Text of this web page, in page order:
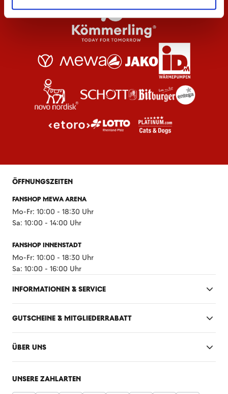
ÖFFNUNGSZEITEN
FANSHOP MEWA ARENA
Mo-Fr: 10:00 - 18:30 Uhr
Sa: 10:00 - 14:00 Uhr
FANSHOP INNENSTADT
Mo-Fr: 10:00 - 18:30 Uhr
Sa: 10:00 - 16:00 Uhr
INFORMATIONEN & SERVICE
GUTSCHEINE & MITGLIEDERRABATT
ÜBER UNS
UNSERE ZAHLARTEN